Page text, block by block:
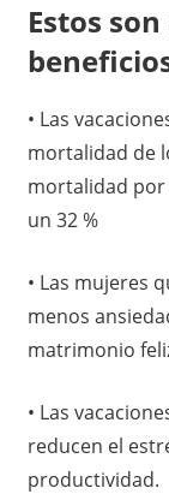
a
c
ó
n
Estos
• Las
mortalidad de
mortalidad por
un 32 %
• Las mujeres
menos
matrimonio
• Las
reducen el
productividad.